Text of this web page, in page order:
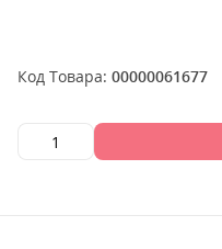
Код Товара: 00000061677